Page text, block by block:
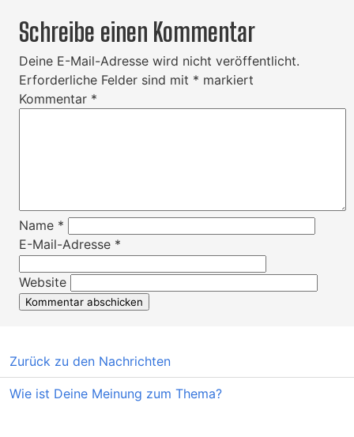
Schreibe einen Kommentar
Deine E-Mail-Adresse wird nicht veröffentlicht.
Erforderliche Felder sind mit * markiert
Kommentar *
Name *
E-Mail-Adresse *
Website
Zurück zu den Nachrichten
Wie ist Deine Meinung zum Thema?